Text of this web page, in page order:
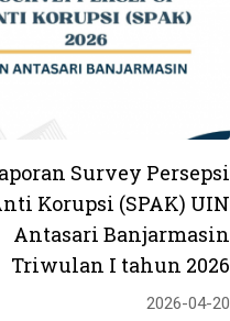
Survey Persepsi
Korupsi (SPAK) UIN
Antasari Banjarmasin
Triwulan I tahun 2026
2026-04-20